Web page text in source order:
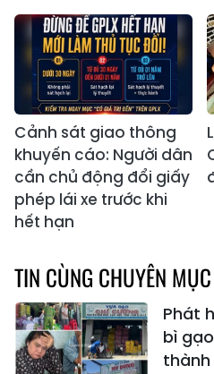
Cảnh sát giao thông
khuyến cáo: Người dân
cần chủ động đổi giấy
phép lái xe trước khi
hết hạn
TIN CÙNG CHUYÊN MỤC
Phát
bì
thành